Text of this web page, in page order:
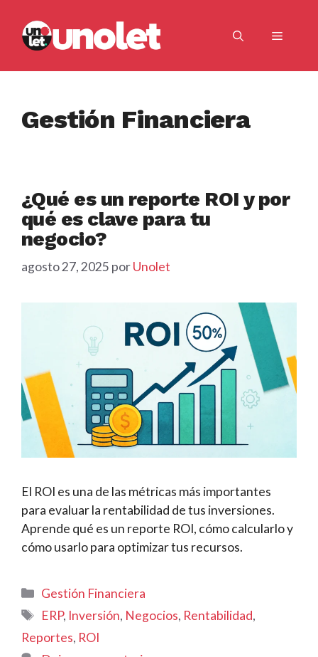
contenido
Menú
Gestión Financiera
¿Qué es un reporte ROI y por
qué es clave para tu
negocio?
agosto 27, 2025 porUnolet
El ROI es una de las métricas más importantes
para evaluar la rentabilidad de tus inversiones.
Aprende qué es un reporte ROI, cómo calcularlo y
cómo usarlo para optimizar tus recursos.
Categorías
Gestión Financiera
Etiquetas
ERP, Inversión, Negocios, Rentabilidad,
Reportes, ROI